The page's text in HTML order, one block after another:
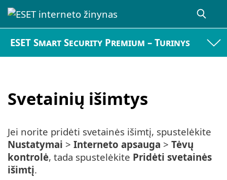
ESET Smart Security Premium – Turinys
Svetainių išimtys
Jei norite pridėti svetainės išimtį, spustelėkite
Nustatymai > Interneto apsauga > Tėvų
kontrolė, tada spustelėkite Pridėti svetainės
išimtį.